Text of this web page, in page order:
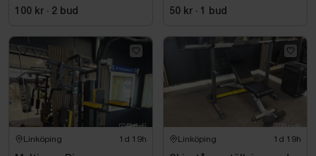
100 kr · 2 bud 50 kr · 1 bud
Linköping 1d 19h Linköping 1d 19h